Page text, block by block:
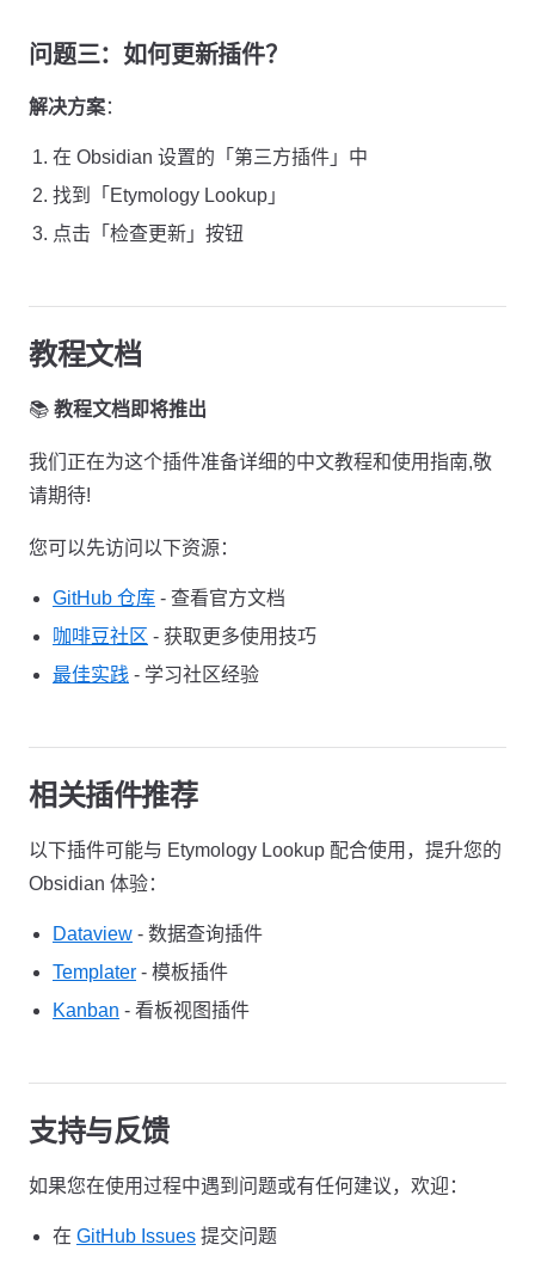
问题三：如何更新插件？
解决方案：
在 Obsidian 设置的「第三方插件」中
找到「Etymology Lookup」
点击「检查更新」按钮
教程文档
📚 教程文档即将推出
我们正在为这个插件准备详细的中文教程和使用指南,敬
请期待!
您可以先访问以下资源：
GitHub 仓库 - 查看官方文档
咖啡豆社区 - 获取更多使用技巧
最佳实践 - 学习社区经验
相关插件推荐
以下插件可能与 Etymology Lookup 配合使用，提升您的
Obsidian 体验：
Dataview - 数据查询插件
Templater - 模板插件
Kanban - 看板视图插件
支持与反馈
如果您在使用过程中遇到问题或有任何建议，欢迎：
在 GitHub Issues 提交问题